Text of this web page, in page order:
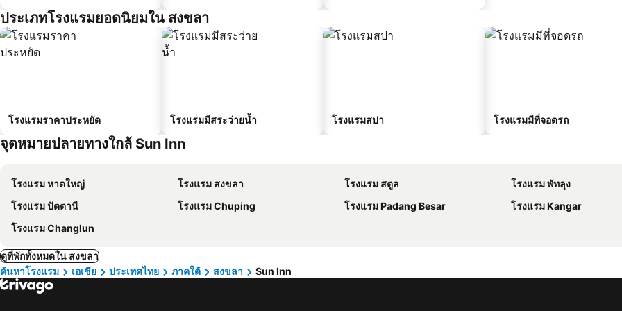
ประเภทโรงแรมยอดนิยมใน สงขลา
โรงแรมราคาประหยัด โรงแรมมีสระว่ายน้ำ โรงแรมสปา โรงแรมมีที่จอดรถ
จุดหมายปลายทางใกล้ Sun Inn
โรงแรม หาดใหญ่ โรงแรม สงขลา โรงแรม สตูล
โรงแรม พัทลุง
โรงแรม ปัตตานี
โรงแรม Chuping โรงแรม Padang Besar
โรงแรม Kangar
โรงแรม Changlun
ดูที่พักทั้งหมดใน สงขลา
ค้นหาโรงแรม
เอเชีย ประเทศไทย ภาคใต้ สงขลา Sun Inn